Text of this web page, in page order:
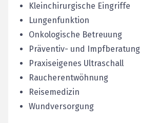
Kleinchirurgische Eingriffe
Lungenfunktion
Onkologische Betreuung
Präventiv- und Impfberatung
Praxiseigenes Ultraschall
Raucherentwöhnung
Reisemedizin
Wundversorgung